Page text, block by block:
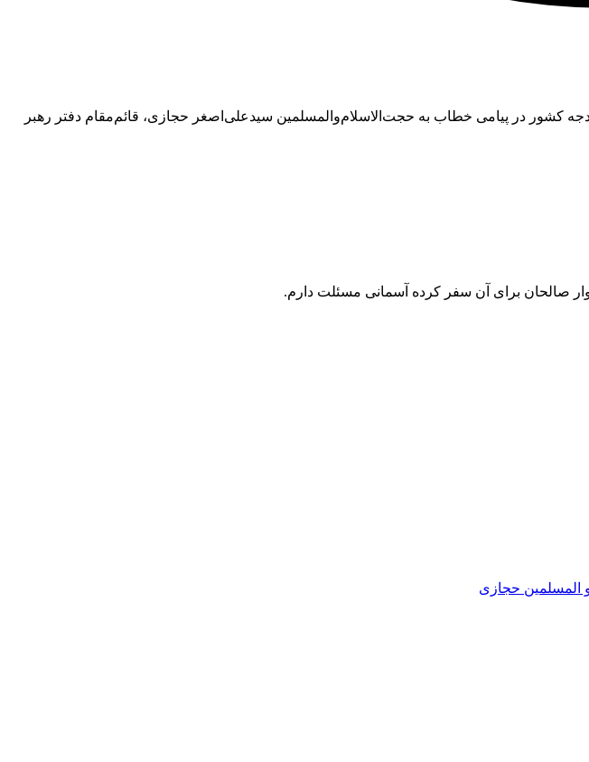
کشور در پیامی خطاب به حجت‌الاسلام‌والمسلمین سیدعلی‌اصغر حجازی، قائم‌مقام دفتر رهبر
صالحان برای آن سفر کرده آسمانی مسئلت دارم.